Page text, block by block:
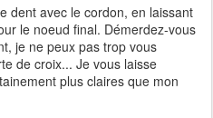
dent avec le cordon, en laissant
le noeud final. Démerdez-vous
je ne peux pas trop vous
de croix... Je vous laisse
plus claires que mon